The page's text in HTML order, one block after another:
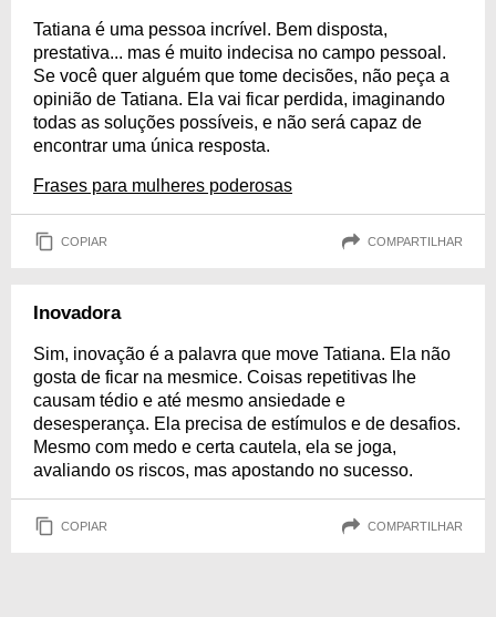
Tatiana é uma pessoa incrível. Bem disposta,
prestativa... mas é muito indecisa no campo pessoal.
Se você quer alguém que tome decisões, não peça a
opinião de Tatiana. Ela vai ficar perdida, imaginando
todas as soluções possíveis, e não será capaz de
encontrar uma única resposta.
Frases para mulheres poderosas
COPIAR COMPARTILHAR
Inovadora
Sim, inovação é a palavra que move Tatiana. Ela não
gosta de ficar na mesmice. Coisas repetitivas lhe
causam tédio e até mesmo ansiedade e
desesperança. Ela precisa de estímulos e de desafios.
Mesmo com medo e certa cautela, ela se joga,
avaliando os riscos, mas apostando no sucesso.
COPIAR COMPARTILHAR